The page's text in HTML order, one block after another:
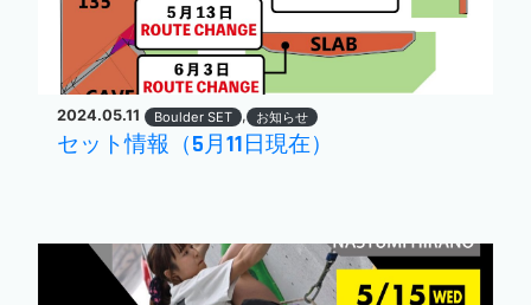
2024.05.11 Boulder SET , お知らせ
セット情報（5月11日現在）